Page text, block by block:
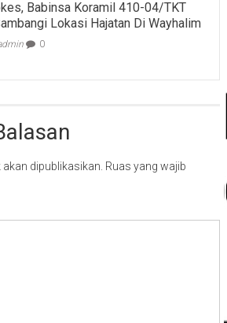
Babinsa Koramil 410-04/TKT
Lokasi Hajatan Di Wayhalim
0
dipublikasikan. Ruas yang wajib